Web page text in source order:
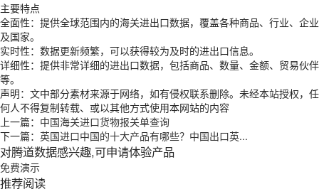
主要特点
全面性：提供全球范围内的海关进出口数据，覆盖各种商品、行业、企业
及国家。
实时性：数据更新频繁，可以获得较为及时的进出口信息。
详细性：提供非常详细的进出口数据，包括商品、数量、金额、贸易伙伴
等。
声明：文中部分素材来源于网络，如有侵权联系删除。未经本站授权，任
何人不得复制转载、或以其他方式使用本网站的内容
上一篇： 中国海关进口货物报关单查询
下一篇： 英国进口中国的十大产品有哪些？中国出口英...
对腾道数据感兴趣,可申请体验产品
免费演示
推荐阅读